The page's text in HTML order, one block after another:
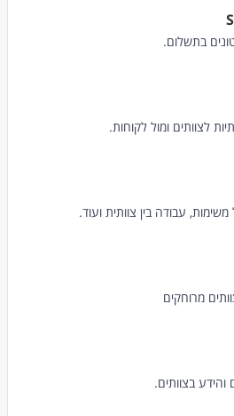
בתשלום.
לצוותים ומול לקוחות.
עבודה בין צוותית ועוד.
והידע בצוותים.